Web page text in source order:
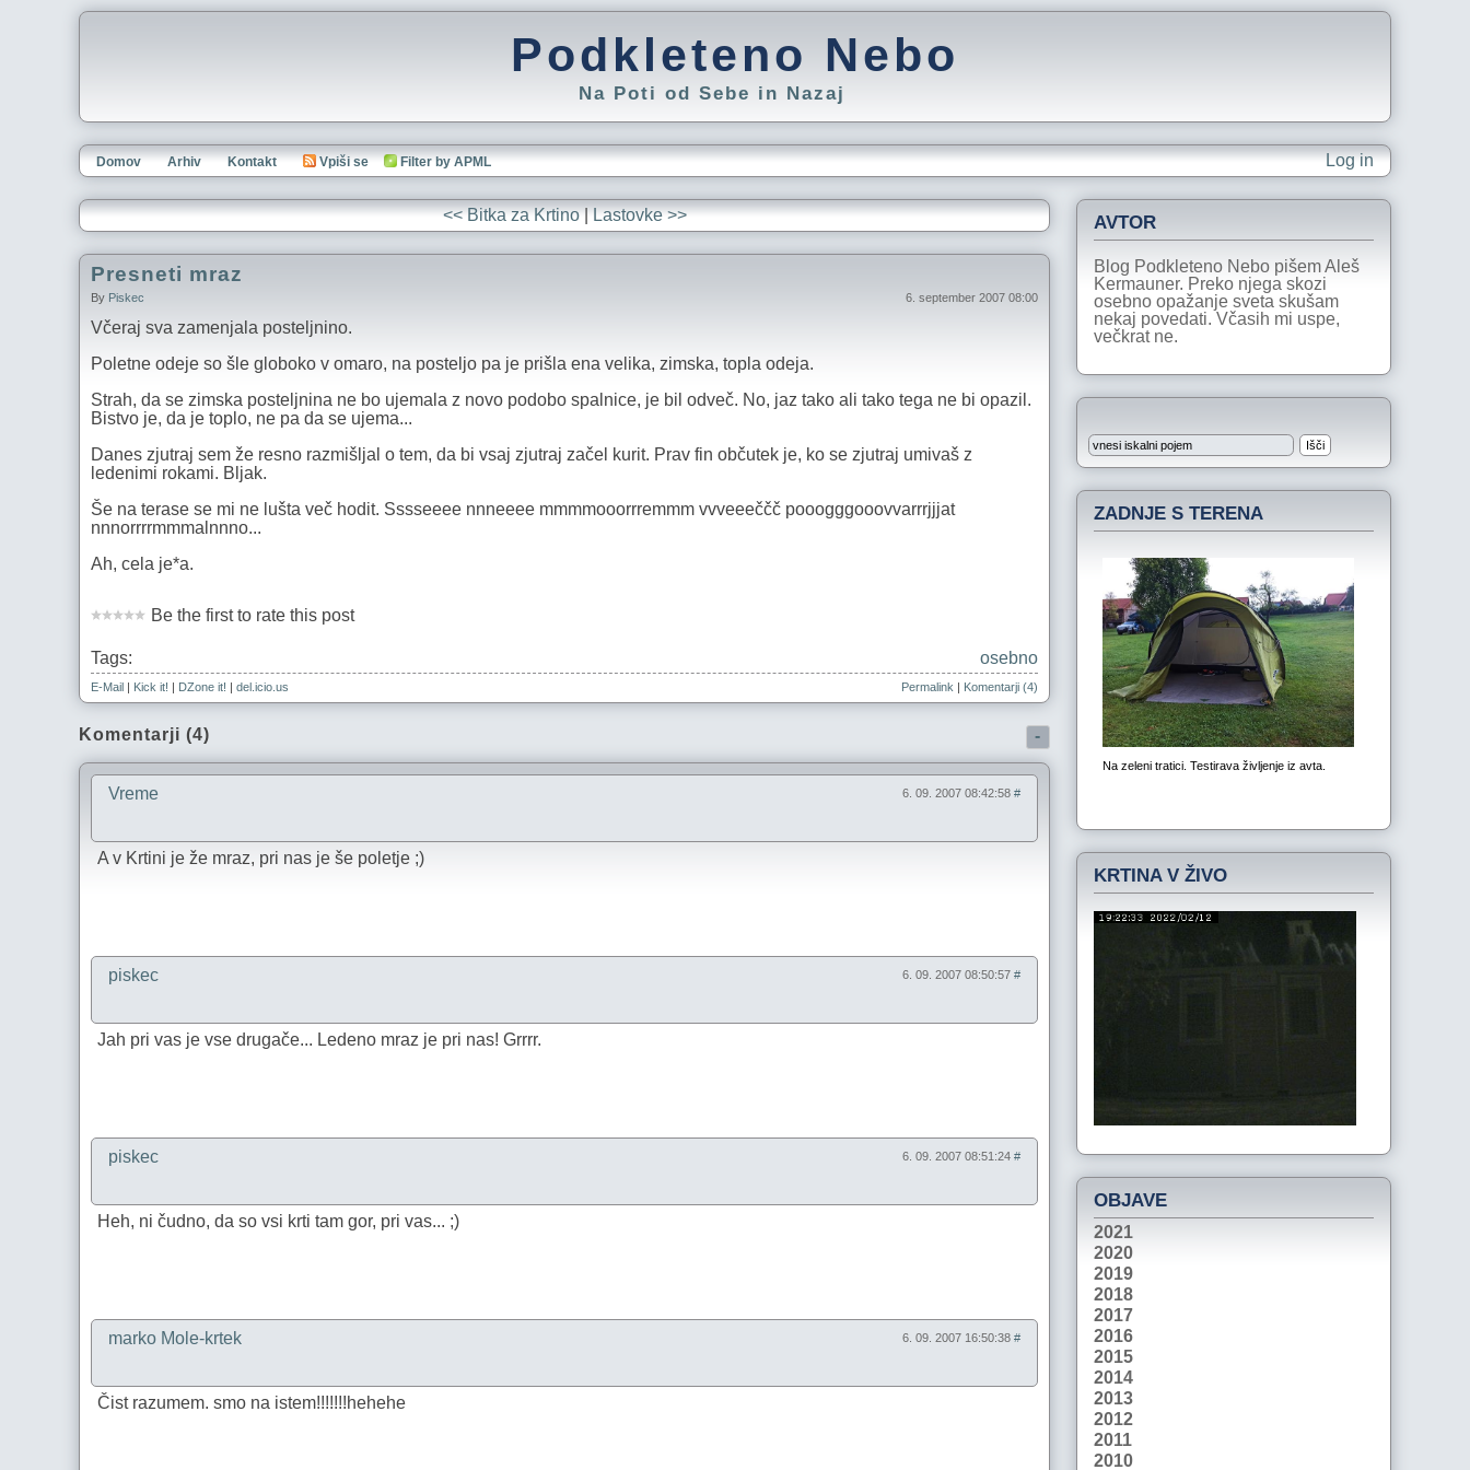
Podkleteno Nebo
Na Poti od Sebe in Nazaj
Log in
Domov Arhiv Kontakt Vpiši se Filter by APML
<< Bitka za Krtino|Lastovke >>
Presneti mraz
By Piskec 6. september 2007 08:00
Včeraj sva zamenjala posteljnino.
Poletne odeje so šle globoko v omaro, na posteljo pa je prišla ena velika, zimska, topla odeja.
Strah, da se zimska posteljnina ne bo ujemala z novo podobo spalnice, je bil odveč. No, jaz tako ali tako tega ne bi opazil.
Bistvo je, da je toplo, ne pa da se ujema...
Danes zjutraj sem že resno razmišljal o tem, da bi vsaj zjutraj začel kurit. Prav fin občutek je, ko se zjutraj umivaš z
ledenimi rokami. Bljak.
Še na terase se mi ne lušta več hodit. Sssseeee nnneeee mmmmooorrremmm vvveeeččč pooogggooovvarrrjjjat
nnnorrrrmmmalnnno...
Ah, cela je*a.
Be the first to rate this post
Tags: osebno
E-Mail | Kick it! | DZone it! | del.icio.us Permalink | Komentarji (4)
Komentarji (4) -
Vreme 6. 09. 2007 08:42:58 #
A v Krtini je že mraz, pri nas je še poletje ;)
piskec 6. 09. 2007 08:50:57 #
Jah pri vas je vse drugače... Ledeno mraz je pri nas! Grrrr.
piskec 6. 09. 2007 08:51:24 #
Heh, ni čudno, da so vsi krti tam gor, pri vas... ;)
marko Mole-krtek 6. 09. 2007 16:50:38 #
Čist razumem. smo na istem!!!!!!!hehehe
AVTOR
Blog Podkleteno Nebo pišem Aleš
Kermauner. Preko njega skozi
osebno opažanje sveta skušam
nekaj povedati. Včasih mi uspe,
večkrat ne.
ZADNJE S TERENA
KRTINA V ŽIVO
OBJAVE
2021
2020
2019
2018
2017
2016
2015
2014
2013
2012
2011
2010